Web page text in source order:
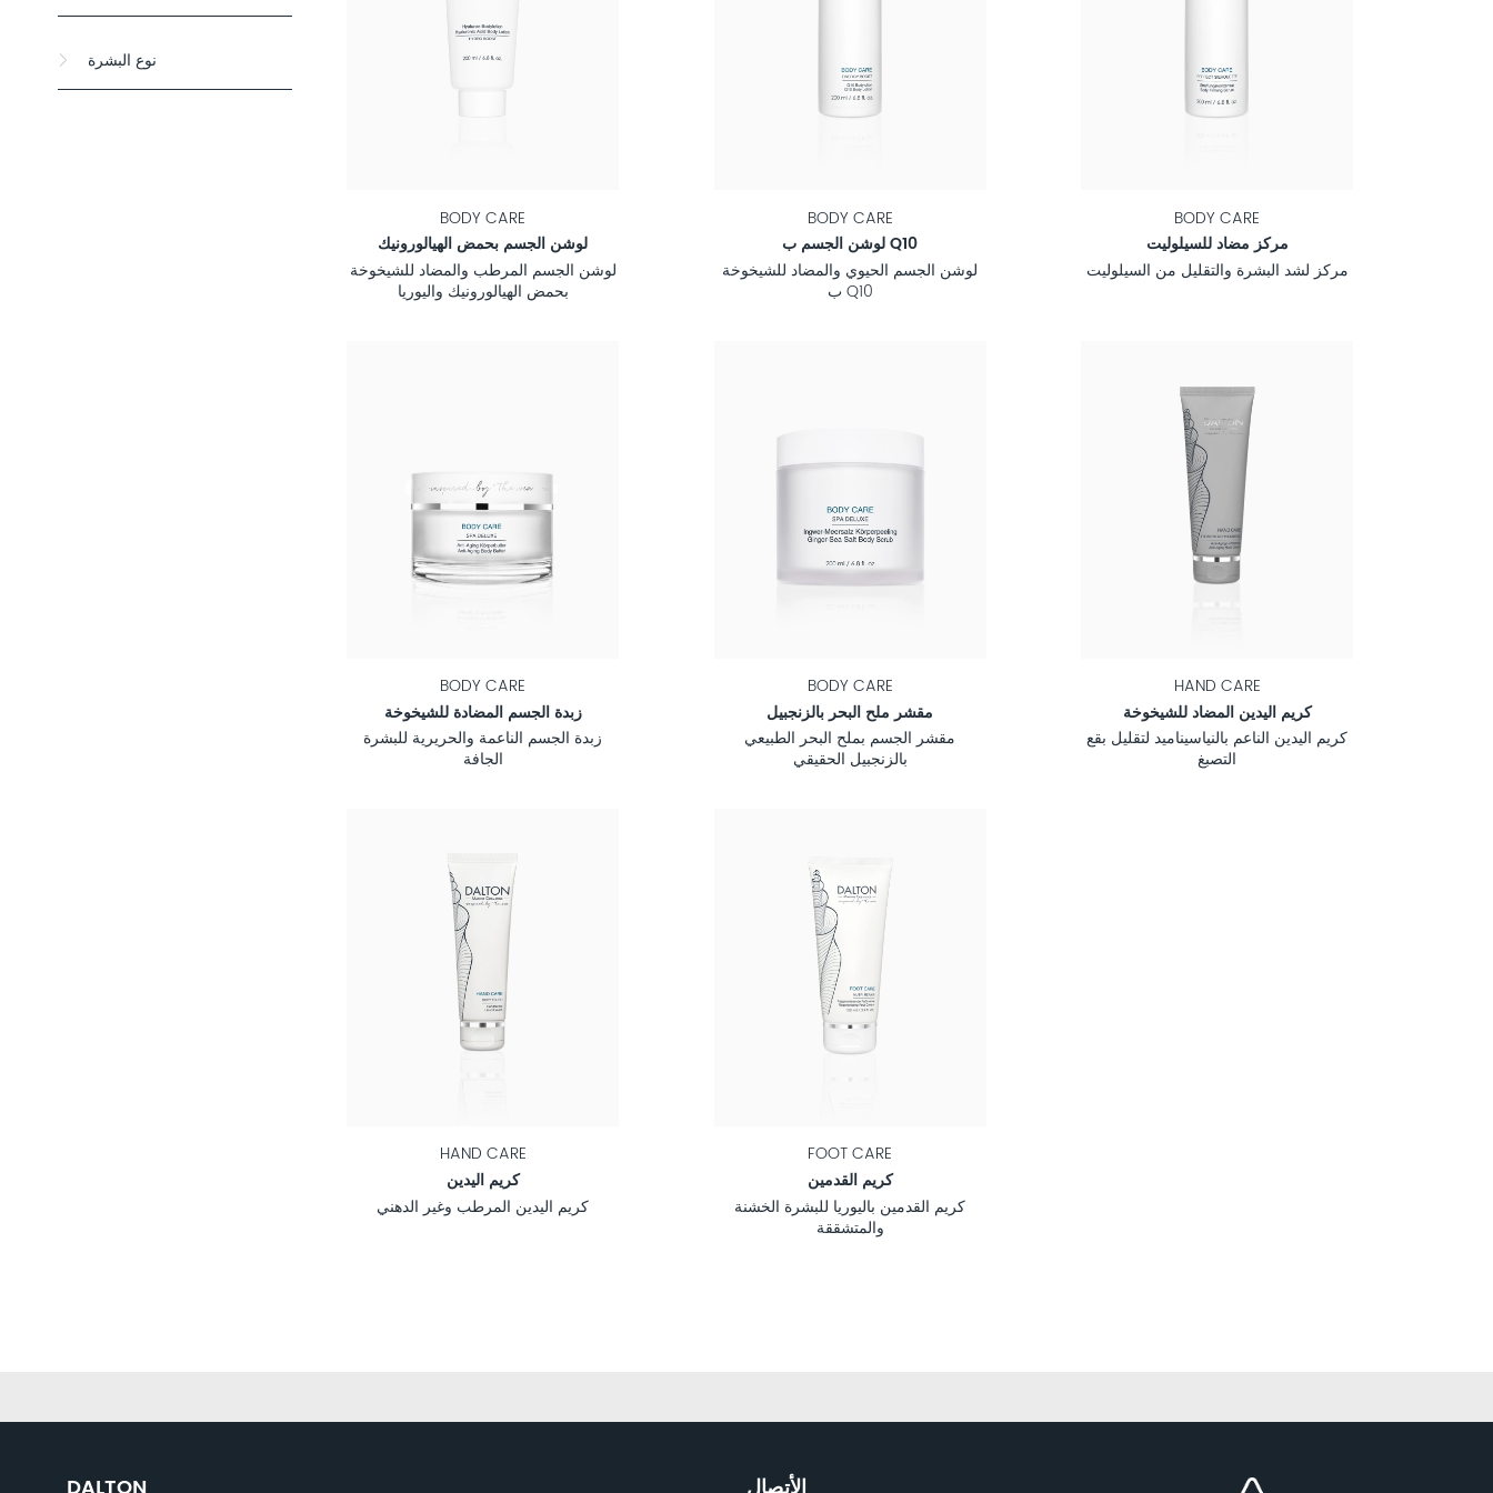
BODY CARE
لوشن الجسم بحمض الهيالورونيك
لوشن الجسم المرطب والمضاد للشيخوخة
بحمض الهيالورونيك واليوريا
BODY CARE
لوشن الجسم ب Q10
لوشن الجسم الحيوي والمضاد للشيخوخة
ب Q10
BODY CARE
مركز مضاد للسيلوليت
مركز لشد البشرة والتقليل من السيلوليت
BODY CARE
زبدة الجسم المضادة للشيخوخة
زبدة الجسم الناعمة والحريرية للبشرة
الجافة
BODY CARE
مقشر ملح البحر بالزنجبيل
مقشر الجسم بملح البحر الطبيعي
بالزنجبيل الحقيقي
HAND CARE
كريم اليدين المضاد للشيخوخة
كريم اليدين الناعم بالنياسيناميد لتقليل بقع
التصبغ
HAND CARE
كريم اليدين
كريم اليدين المرطب وغير الدهني
FOOT CARE
كريم القدمين
كريم القدمين باليوريا للبشرة الخشنة
والمتشققة
نوع البشرة